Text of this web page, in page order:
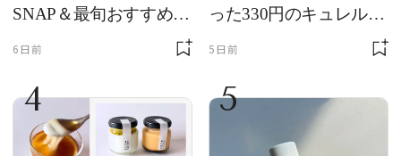
SNAP＆最旬おすすめサ
6日前
った330円のキュレル名
5日前
4 5